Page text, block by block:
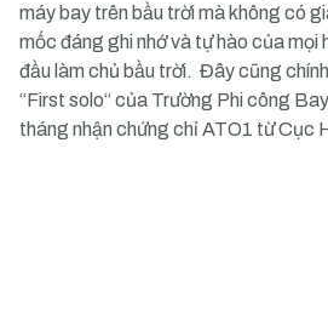
máy bay trên bầu trời mà không có
mốc đáng ghi nhớ và tự hào của mọi
đầu làm chủ bầu trời. Đây cũng
“First solo“ của Trường Phi công
tháng nhận chứng chỉ ATO1 từ Cục